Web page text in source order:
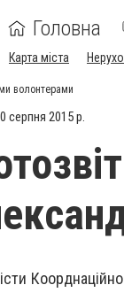
Головна
Карта міста
волонтерами
серпня 2015 р.